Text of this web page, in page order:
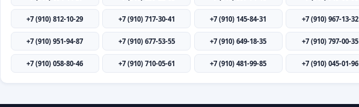
+7 (910) 812-10-29 +7 (910) 717-30-41 +7 (910) 145-84-31 +7 (910) 967-13-32
+7 (910) 951-94-87 +7 (910) 677-53-55 +7 (910) 649-18-35 +7 (910) 797-00-35
+7 (910) 058-80-46 +7 (910) 710-05-61 +7 (910) 481-99-85 +7 (910) 045-01-96